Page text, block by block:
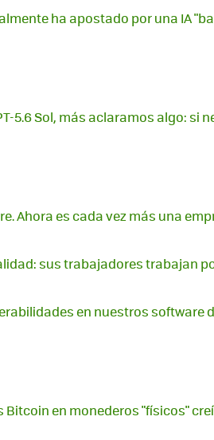
ha apostado por una IA
5.6 Sol, más aclaramos algo: si
Ahora es cada vez más una
sus trabajadores trabajan
en nuestros software
en monederos "físicos"